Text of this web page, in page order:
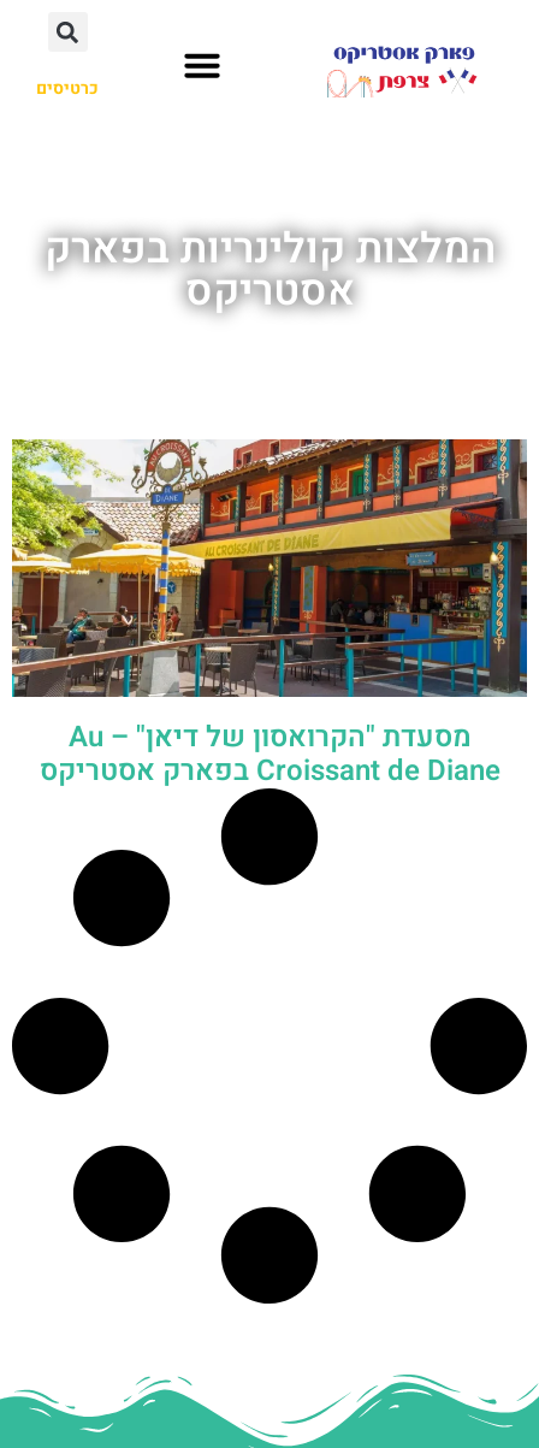
כרטיסים
המלצות קולינריות בפארק
אסטריקס
מסעדת "הקרואסון של דיאן" – Au
Croissant de Diane בפארק אסטריקס